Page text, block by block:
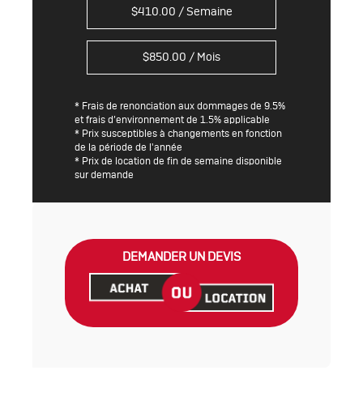
$410.00 / Semaine
$850.00 / Mois
* Frais de renonciation aux dommages de 9.5%
et frais d’environnement de 1.5% applicable
* Prix susceptibles à changements en fonction
de la période de l'année
* Prix de location de fin de semaine disponible
sur demande
DEMANDER UN DEVIS